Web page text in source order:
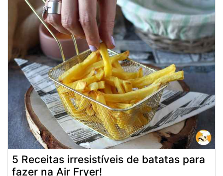
5 Receitas irresistíveis de batatas para
fazer na Air Fryer!